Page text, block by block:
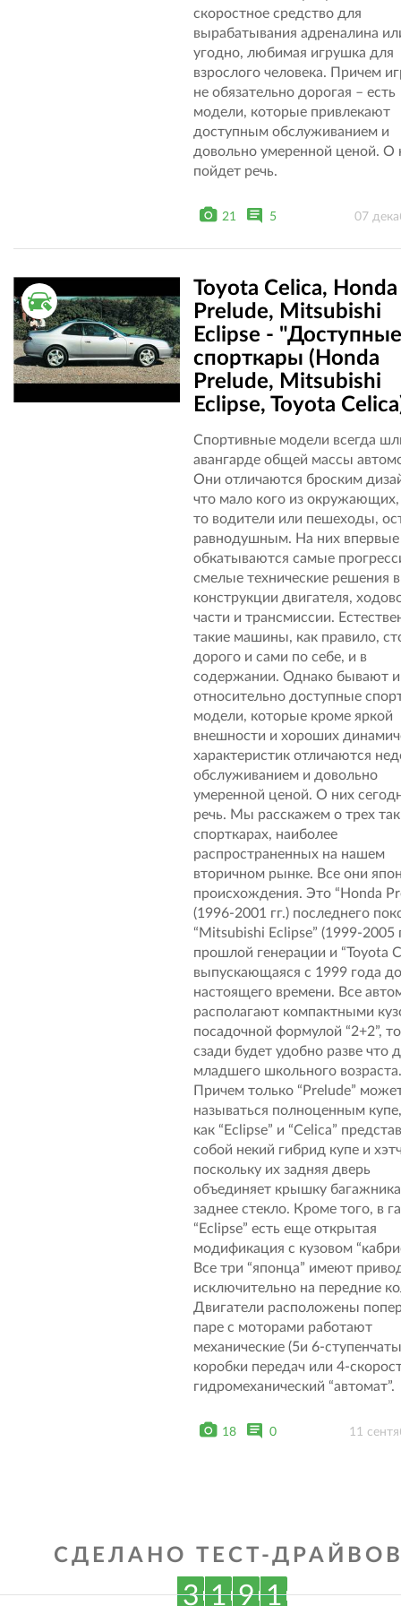
скоростное средство для
вырабатывания адреналина
угодно, любимая игрушка для
взрослого человека. Причем
не обязательно дорогая – есть
модели, которые привлекают
доступным обслуживанием и
довольно умеренной ценой. О
пойдет речь.
21 5 07
ВТОРИЧНЫЙ РЫНОК
Toyota Celica, Honda
Prelude, Mitsubishi
Eclipse -
спорткары (Honda
Prelude, Mitsubishi
Eclipse, Toyota
Спортивные модели всегда
авангарде общей массы
Они отличаются броским
что мало кого из окружающих,
то водители или пешеходы,
равнодушным. На них впервые
обкатываются самые
смелые технические решения в
конструкции двигателя,
части и трансмиссии.
такие машины, как правило,
дорого и сами по себе, и в
содержании. Однако бывают и
относительно доступные
модели, которые кроме яркой
внешности и хороших
характеристик отличаются
обслуживанием и довольно
умеренной ценой. О них
речь. Мы расскажем о трех
спорткарах, наиболее
распространенных на нашем
вторичном рынке. Все они
происхождения. Это “Honda
(1996-2001 гг.) последнего
“Mitsubishi Eclipse” (1999-2005
прошлой генерации и “Toyota
выпускающаяся с 1999 года
настоящего времени. Все
располагают компактными
посадочной формулой “2+2”,
сзади будет удобно разве что
младшего школьного
Причем только “Prelude”
называться полноценным
как “Eclipse” и “Celica”
собой некий гибрид купе и
поскольку их задняя дверь
объединяет крышку
заднее стекло. Кроме того, в
“Eclipse” есть еще открытая
модификация с кузовом
Все три “японца” имеют
исключительно на передние
Двигатели расположены
паре с моторами работают
механические (5и 6-
коробки передач или 4-
гидромеханический “автомат”.
18 0 11
СДЕЛАНО ТЕСТ-
3 1 9 1